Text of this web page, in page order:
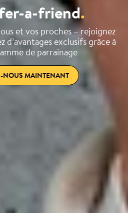
a-friend.
et vos proches – rejoignez
exclusifs grâce à
de parrainage
NOUS MAINTENANT